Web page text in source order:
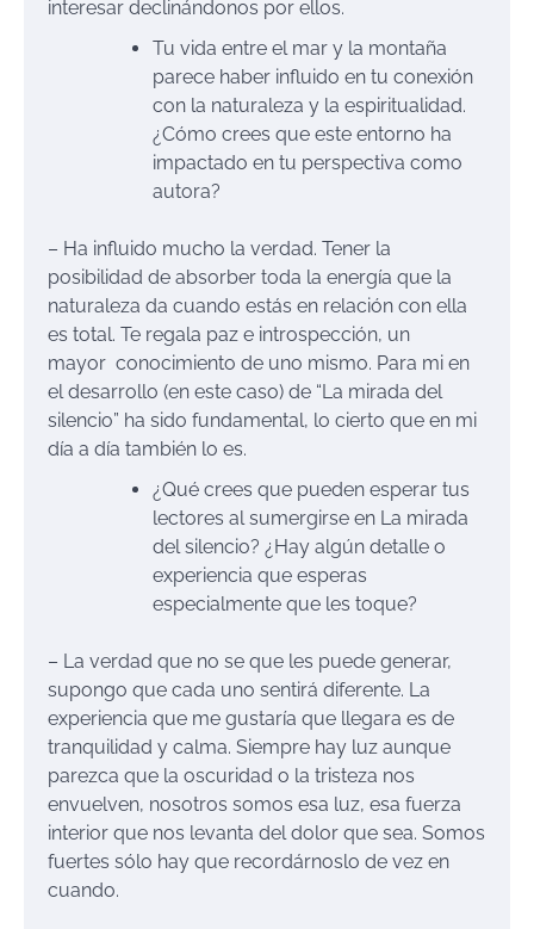
interesar declinándonos por ellos.
Tu vida entre el mar y la montaña
parece haber influido en tu conexión
con la naturaleza y la espiritualidad.
¿Cómo crees que este entorno ha
impactado en tu perspectiva como
autora?
– Ha influido mucho la verdad. Tener la
posibilidad de absorber toda la energía que la
naturaleza da cuando estás en relación con ella
es total. Te regala paz e introspección, un
mayor conocimiento de uno mismo. Para mi en
el desarrollo (en este caso) de “La mirada del
silencio” ha sido fundamental, lo cierto que en mi
día a día también lo es.
¿Qué crees que pueden esperar tus
lectores al sumergirse en La mirada
del silencio? ¿Hay algún detalle o
experiencia que esperas
especialmente que les toque?
– La verdad que no se que les puede generar,
supongo que cada uno sentirá diferente. La
experiencia que me gustaría que llegara es de
tranquilidad y calma. Siempre hay luz aunque
parezca que la oscuridad o la tristeza nos
envuelven, nosotros somos esa luz, esa fuerza
interior que nos levanta del dolor que sea. Somos
fuertes sólo hay que recordárnoslo de vez en
cuando.